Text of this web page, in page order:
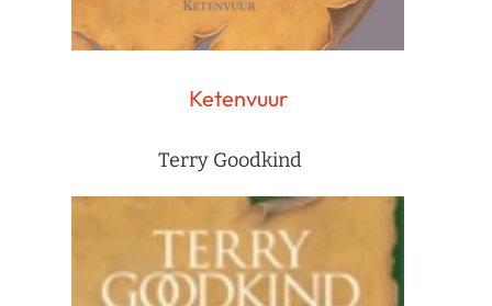
Ketenvuur
Terry Goodkind